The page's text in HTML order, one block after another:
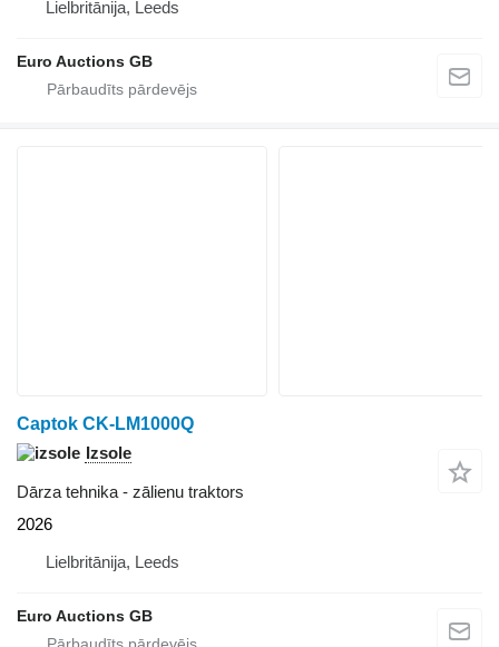
Lielbritānija, Leeds
Euro Auctions GB
Captok CK-LM1000Q
Izsole
Dārza tehnika - zālienu traktors
2026
Lielbritānija, Leeds
Euro Auctions GB